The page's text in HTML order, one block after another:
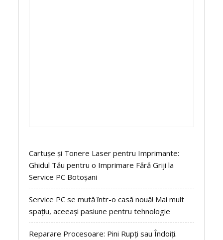
Cartușe și Tonere Laser pentru Imprimante:
Ghidul Tău pentru o Imprimare Fără Griji la
Service PC Botoșani
Service PC se mută într-o casă nouă! Mai mult
spațiu, aceeași pasiune pentru tehnologie
Reparare Procesoare: Pini Rupți sau Îndoiți.